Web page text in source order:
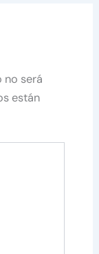
no será
están